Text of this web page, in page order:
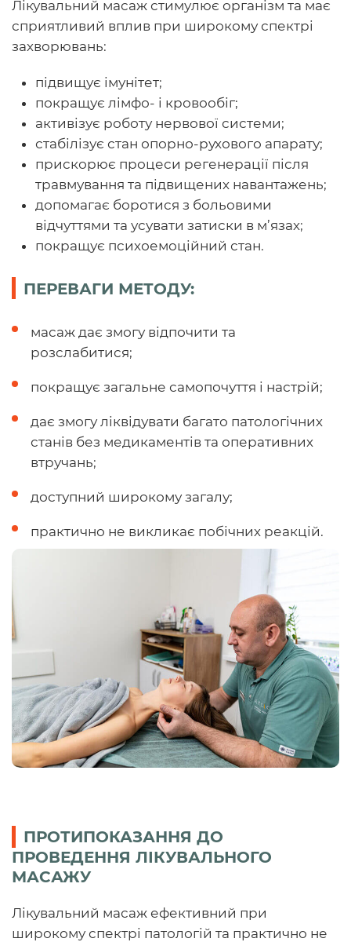
Лікувальний масаж стимулює організм та має
сприятливий вплив при широкому спектрі
захворювань:
підвищує імунітет;
покращує лімфо- і кровообіг;
активізує роботу нервової системи;
стабілізує стан опорно-рухового апарату;
прискорює процеси регенерації після
травмування та підвищених навантажень;
допомагає боротися з больовими
відчуттями та усувати затиски в м’язах;
покращує психоемоційний стан.
ПЕРЕВАГИ МЕТОДУ:
масаж дає змогу відпочити та
розслабитися;
покращує загальне самопочуття і настрій;
дає змогу ліквідувати багато патологічних
станів без медикаментів та оперативних
втручань;
доступний широкому загалу;
практично не викликає побічних реакцій.
ПРОТИПОКАЗАННЯ ДО
ПРОВЕДЕННЯ ЛІКУВАЛЬНОГО
МАСАЖУ
Лікувальний масаж ефективний при
широкому спектрі патологій та практично не